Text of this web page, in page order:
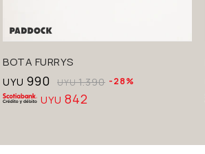
BOTA FURRYS
UYU 990 UYU 1.390 28
UYU 842